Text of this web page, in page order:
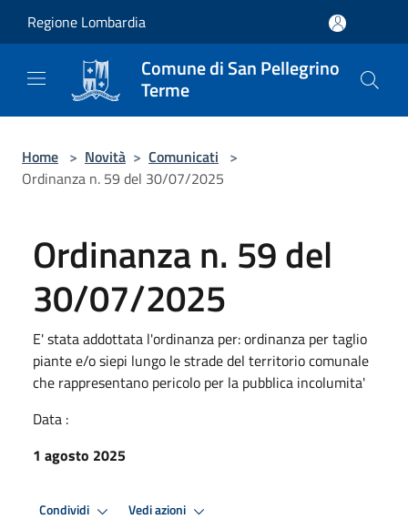
Regione Lombardia
Comune di San Pellegrino
Terme
Home > Novità > Comunicati >
Ordinanza n. 59 del 30/07/2025
Ordinanza n. 59 del
30/07/2025
E' stata addottata l'ordinanza per: ordinanza per taglio
piante e/o siepi lungo le strade del territorio comunale
che rappresentano pericolo per la pubblica incolumita'
Data :
1 agosto 2025
Condividi Vedi azioni